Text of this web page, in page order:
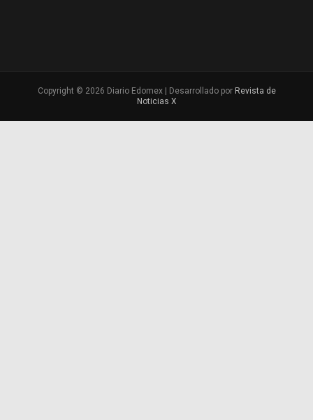
Copyright © 2026 Diario Edomex | Desarrollado por Revista de
Noticias X